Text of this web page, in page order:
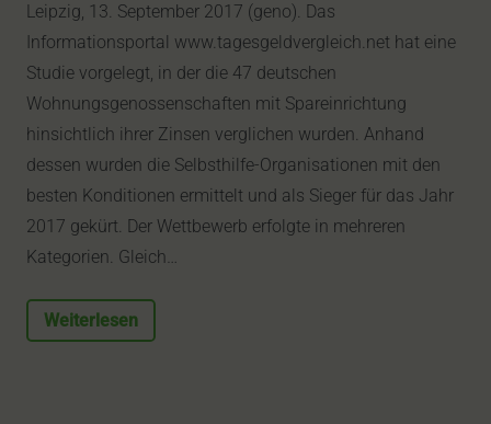
Leipzig, 13. September 2017 (geno). Das
Informationsportal www.tagesgeldvergleich.net hat eine
Studie vorgelegt, in der die 47 deutschen
Wohnungsgenossenschaften mit Spareinrichtung
hinsichtlich ihrer Zinsen verglichen wurden. Anhand
dessen wurden die Selbsthilfe-Organisationen mit den
besten Konditionen ermittelt und als Sieger für das Jahr
2017 gekürt. Der Wettbewerb erfolgte in mehreren
Kategorien. Gleich…
Weiterlesen